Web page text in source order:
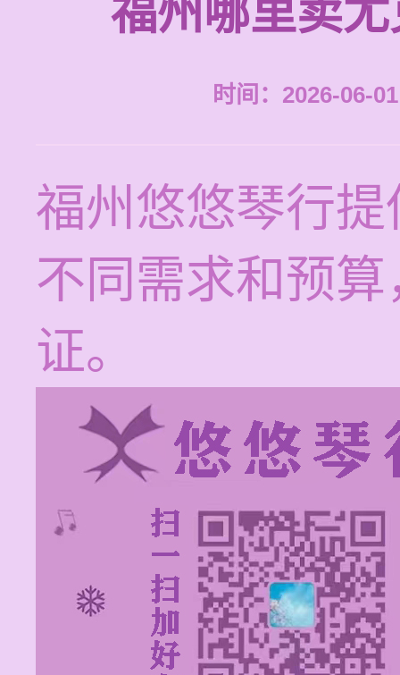
福州哪里卖
时间：2026-06-
福州悠悠琴行
不同需求和预
证。